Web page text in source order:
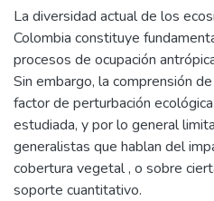
La diversidad actual de los
Colombia constituye
procesos de ocupación
Sin embargo, la comprensión
factor de perturbación
estudiada, y por lo general
generalistas que hablan del
cobertura vegetal , o sobre
soporte cuantitativo.